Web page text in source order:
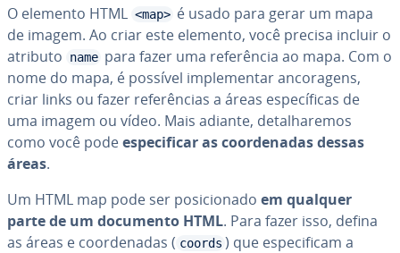
O elemento HTML <map> é usado para gerar um mapa
de imagem. Ao criar este elemento, você precisa incluir o
atributo
name para fazer uma re­fe­rên­cia ao mapa. Com o
nome do mapa, é possível im­ple­men­tar an­co­ra­gens,
criar links ou fazer re­fe­rên­cias a áreas es­pe­cí­fi­cas de
uma imagem ou vídeo. Mais adiante, de­ta­lha­re­mos
como você podees­pe­ci­fi­car as co­or­de­na­das dessas
áreas.
Um HTML map pode ser po­si­ci­o­nado em qualquer
parte de um documento HTML. Para fazer isso, defina
as áreas e co­or­de­na­das ( coords ) que es­pe­ci­fi­cam a